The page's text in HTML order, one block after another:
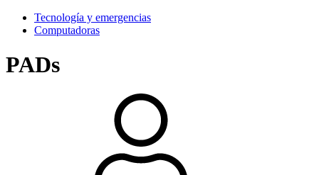
Tecnología y emergencias
Computadoras
PADs